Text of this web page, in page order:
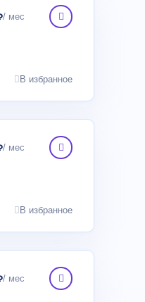
В избранное
В избранное